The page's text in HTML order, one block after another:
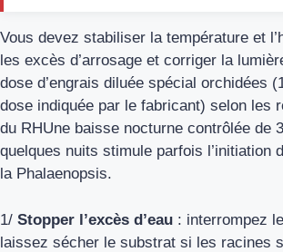
Vous devez stabiliser la température et
les excès d’arrosage et corriger la
dose d’engrais diluée spécial orchidées
dose indiquée par le fabricant) selon les
du RHUne baisse nocturne contrôlée de
quelques nuits stimule parfois l’initiation
la Phalaenopsis.
1/ Stopper l’excès d’eau : interrompez
laissez sécher le substrat si les racines